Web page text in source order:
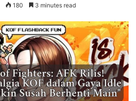
180 3 minutes read